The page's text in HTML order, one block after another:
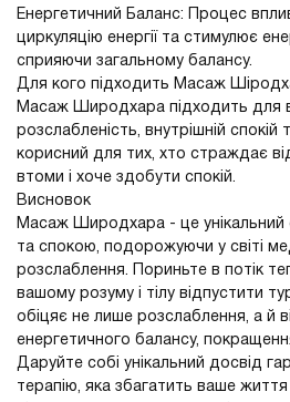
Енергетичний Баланс: Процес
циркуляцію енергії та стимулює
сприяючи загальному балансу.
Для кого підходить Масаж
Масаж Широдхара підходить для
розслабленість, внутрішній
корисний для тих, хто страждає
втоми і хоче здобути спокій.
Висновок
Масаж Широдхара - це унікальний
та спокою, подорожуючи у світі
розслаблення. Пориньте в потік
вашому розуму і тілу відпустити
обіцяє не лише розслаблення, а й
енергетичного балансу,
Даруйте собі унікальний досвід
терапію, яка збагатить ваше